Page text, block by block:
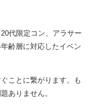
代限定コン、アラサー
齢層に対応したイベン
ことに繋がります。も
ありません。